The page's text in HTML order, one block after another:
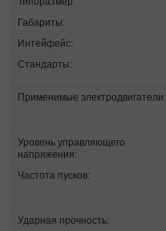
Габариты:
Интейфейс:
Стандарты:
Применимые электродвигатели:
Уровень управляющего
напряжения:
Частота пусков:
Ударная прочность: